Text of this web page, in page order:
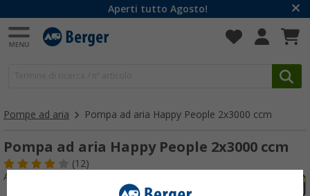
Aperti tutto Agosto!
Pompe ad aria Pompa ad aria Happy People 2x3000 ccm
Pompa ad aria Happy People 2x3000 ccm
(12)
Articolo n: 833720